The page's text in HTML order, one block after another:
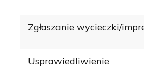
Zgłaszanie wycieczki/
Usprawiedliwienie